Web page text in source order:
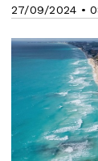
27/09/2024 •